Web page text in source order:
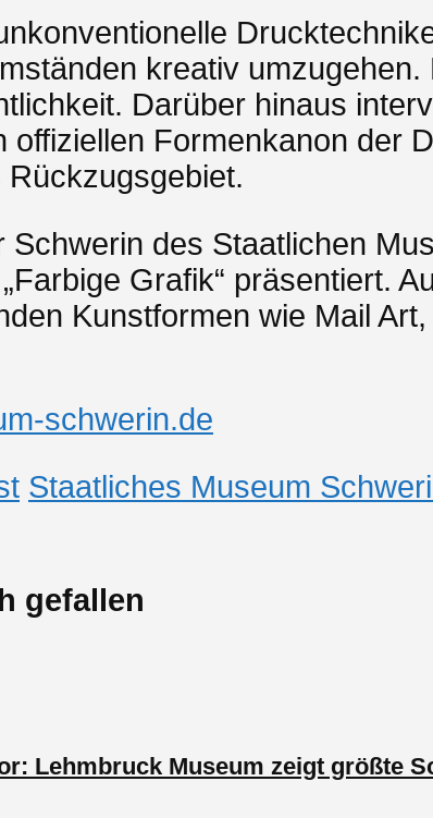
kreativ
Darüber hinaus
offiziellen Formenkanon der
Schwerin des Staatlichen
Grafik“ präsentiert.
Kunstformen wie Mail
schwerin.de
Staatliches Museum
gefallen
Lehmbruck Museum zeigt größte